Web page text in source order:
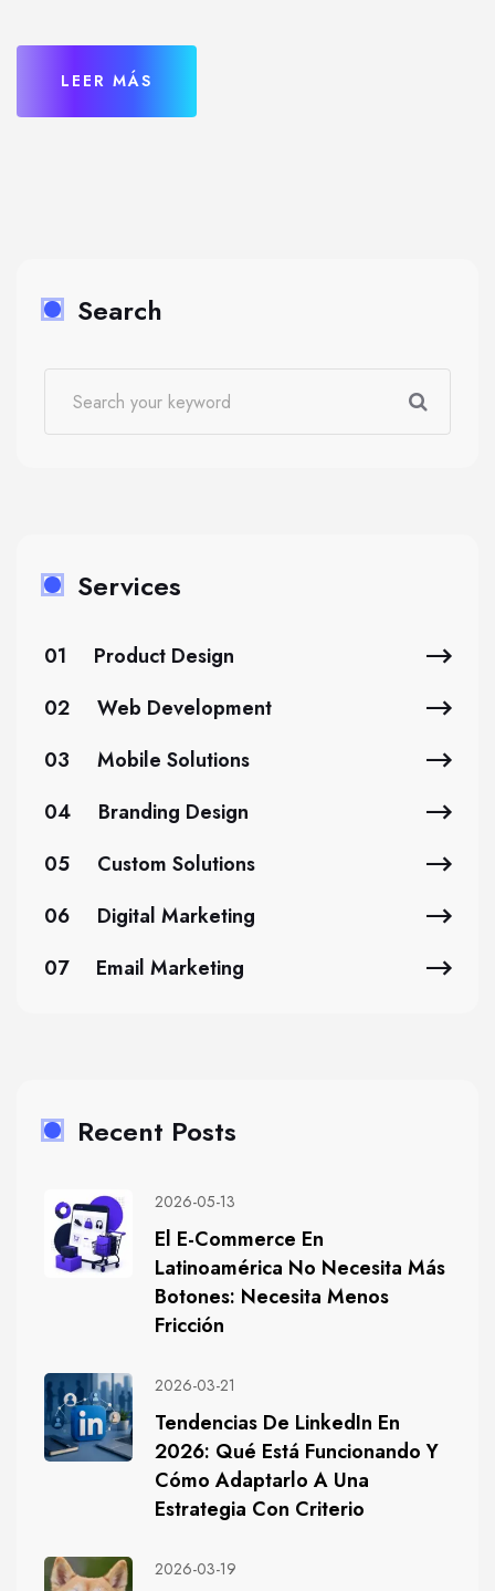
LEER MÁS
Search
Services
01
Product Design
02
Web Development
03
Mobile Solutions
04
Branding Design
05
Custom Solutions
06
Digital Marketing
07
Email Marketing
Recent Posts
2026-05-13
El E-Commerce En
Latinoamérica No Necesita Más
Botones: Necesita Menos
Fricción
2026-03-21
Tendencias De LinkedIn En
2026: Qué Está Funcionando Y
Cómo Adaptarlo A Una
Estrategia Con Criterio
2026-03-19